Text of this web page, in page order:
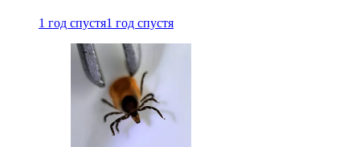
1 год спустя1 год спустя